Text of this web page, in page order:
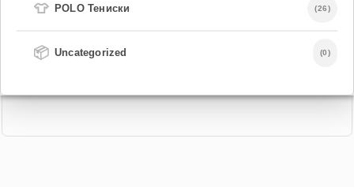
👕 POLO Тениски (26)
📦 Uncategorized (0)